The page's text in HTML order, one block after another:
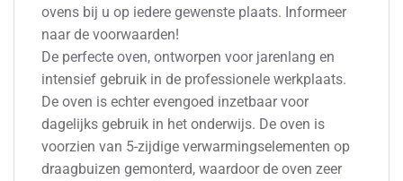
ovens bij u op iedere gewenste plaats. Informeer
naar de voorwaarden!
De perfecte oven, ontworpen voor jarenlang en
intensief gebruik in de professionele werkplaats.
De oven is echter evengoed inzetbaar voor
dagelijks gebruik in het onderwijs. De oven is
voorzien van 5-zijdige verwarmingselementen op
draagbuizen gemonterd, waardoor de oven zeer